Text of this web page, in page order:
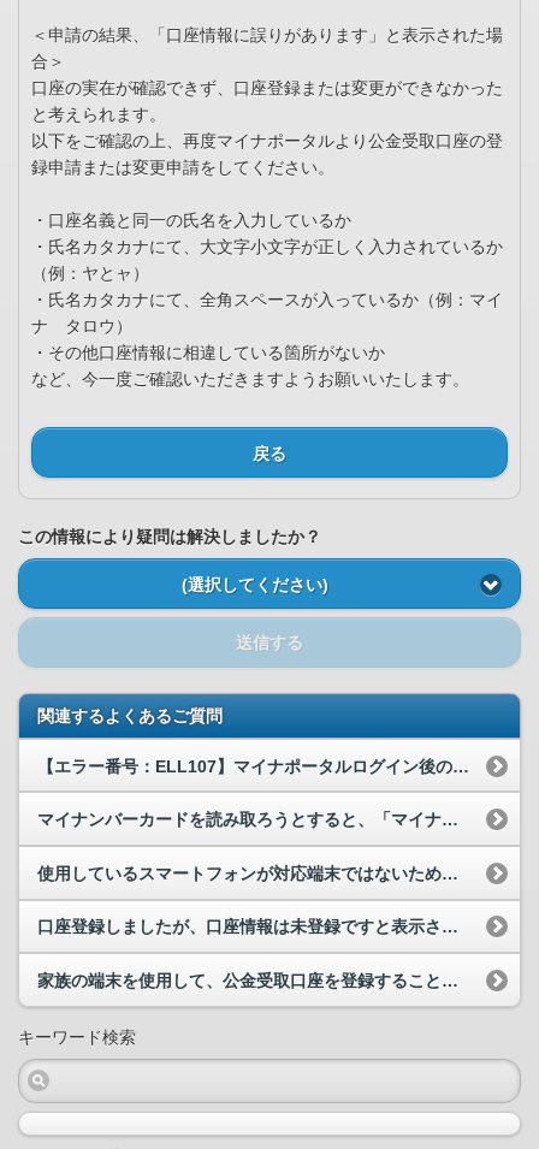
＜申請の結果、「口座情報に誤りがあります」と表示された場
合＞
口座の実在が確認できず、口座登録または変更ができなかった
と考えられます。
以下をご確認の上、再度マイナポータルより公金受取口座の登
録申請または変更申請をしてください。
・口座名義と同一の氏名を入力しているか
・氏名カタカナにて、大文字小文字が正しく入力されているか
（例：ヤとャ）
・氏名カタカナにて、全角スペースが入っているか（例：マイ
ナ タロウ）
・その他口座情報に相違している箇所がないか
など、今一度ご確認いただきますようお願いいたします。
戻る
この情報により疑問は解決しましたか？
(選択してください)
送信する
関連するよくあるご質問
【エラー番号：ELL107】マイナポータルログイン後の公金受取口座の登録時等に、マイナンバーカ...
マイナンバーカードを読み取ろうとすると、「マイナポータルアプリが起動できませんでした」と表示さ...
使用しているスマートフォンが対応端末ではないため、公金受取口座の登録ができません。どうすればよ...
口座登録しましたが、口座情報は未登録ですと表示されてしまいます。なぜですか。
家族の端末を使用して、公金受取口座を登録することはできますか。
キーワード検索